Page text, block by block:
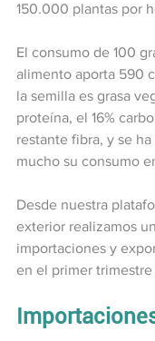
150.000 plantas por
El consumo de 100
alimento aporta 590
la semilla es grasa
proteína, el 16%
restante fibra, y se
mucho su consumo
Desde nuestra
exterior realizamos
importaciones y
en el primer